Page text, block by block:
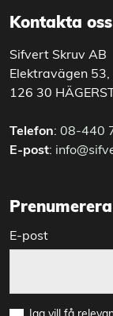
Kontakta oss
Sifvert Skruv AB
Elektravägen 53,
126 30
Telefon: 08-440
E-post:
E-post